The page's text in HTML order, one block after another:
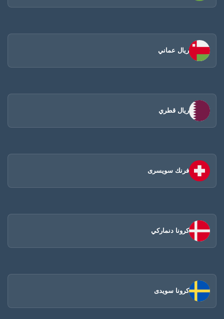
ريال عماني
ريال قطري
فرنك سويسرى
كرونا دنماركي
كرونا سويدى